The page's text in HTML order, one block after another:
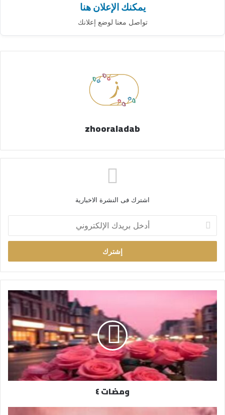
يمكنك الإعلان هنا
تواصل معنا لوضع إعلانك
zhooraladab
اشترك فى النشرة الاخبارية
خ
ب
ر
ك
ا
إ
ي
ومضات ٤